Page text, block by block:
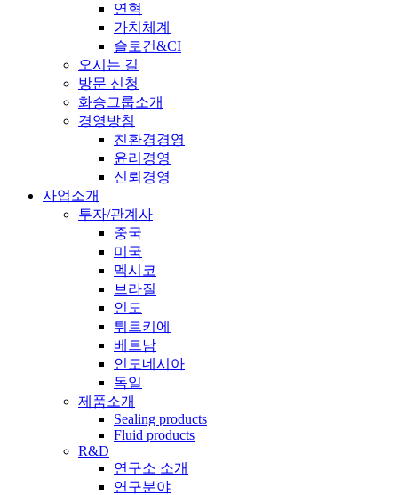
연혁
가치체계
슬로건&CI
오시는 길
방문 신청
화승그룹소개
경영방침
친환경경영
윤리경영
신뢰경영
사업소개
투자/관계사
중국
미국
멕시코
브라질
인도
튀르키에
베트남
인도네시아
독일
제품소개
Sealing products
Fluid products
R&D
연구소 소개
연구분야